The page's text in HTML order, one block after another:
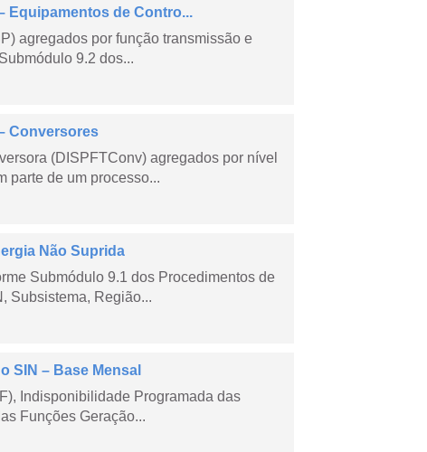
Equipamentos de Contro...
agregados por função transmissão e
9.2 dos...
Conversores
(DISPFTConv) agregados por nível
parte de um processo...
Não Suprida
Submódulo 9.1 dos Procedimentos de
Subsistema, Região...
SIN – Base Mensal
Indisponibilidade Programada das
Funções Geração...